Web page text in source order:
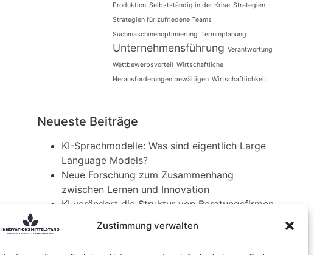
Zustimmung verwalten
Produktion Selbstständig in der Krise Strategien
Strategien für zufriedene Teams
Suchmaschinenoptimierung Terminplanung
Unternehmensführung Verantwortung
Wettbewerbsvorteil Wirtschaftliche
Herausforderungen bewältigen Wirtschaftlichkeit
Neueste Beiträge
KI-Sprachmodelle: Was sind eigentlich Large
Language Models?
Neue Forschung zum Zusammenhang
zwischen Lernen und Innovation
KI verändert die Struktur von Beratungsfirmen
schützen Obstbäume